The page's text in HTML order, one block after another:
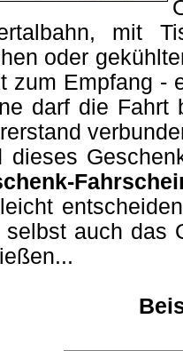
mit
oder
zum Empfang -
darf die Fahrt
dieses
selbst auch das